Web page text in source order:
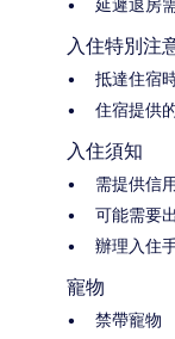
延遲退房
入住特別注
抵達住宿
住宿提供
入住須知
需提供信
可能需要
辦理入住
寵物
禁帶寵物